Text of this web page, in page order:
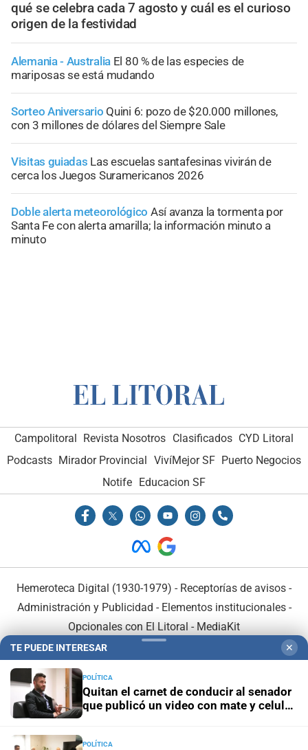
qué se celebra cada 7 agosto y cuál es el curioso
origen de la festividad
Alemania - Australia El 80 % de las especies de
mariposas se está mudando
Sorteo Aniversario Quini 6: pozo de $20.000 millones,
con 3 millones de dólares del Siempre Sale
Visitas guiadas Las escuelas santafesinas vivirán de
cerca los Juegos Suramericanos 2026
Doble alerta meteorológico Así avanza la tormenta por
Santa Fe con alerta amarilla; la información minuto a
minuto
Campolitoral Revista Nosotros Clasificados CYD Litoral
Podcasts Mirador Provincial VivíMejor SF Puerto Negocios
Notife Educacion SF
Hemeroteca Digital (1930-1979) - Receptorías de avisos -
Administración y Publicidad - Elementos institucionales-
Opcionales con El Litoral - MediaKit
TE PUEDE INTERESAR ✕
POLÍTICA
Quitan el carnet de conducir al senador
que publicó un video con mate y celular
POLÍTICA